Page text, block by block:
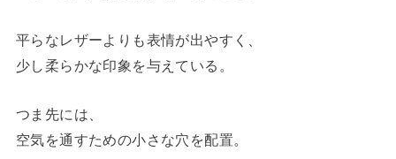
平らなレザーよりも表情が出やすく、
少し柔らかな印象を与えている。
つま先には、
空気を通すための小さな穴を配置。